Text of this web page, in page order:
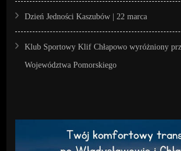
Dzień Jedności Kaszubów | 22 marca
Klub Sportowy Klif Chłapowo wyróżniony
Województwa Pomorskiego